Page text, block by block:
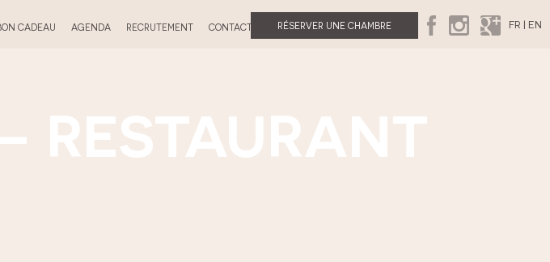
CADEAU AGENDA RECRUTEMENT CONTACT RÉSERVER UNE CHAMBRE FR | EN
RESTAURANT